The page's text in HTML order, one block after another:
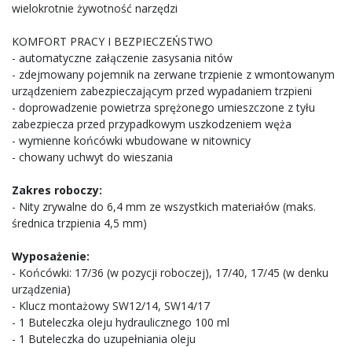
wielokrotnie żywotność narzędzi
KOMFORT PRACY I BEZPIECZEŃSTWO
- automatyczne załączenie zasysania nitów
- zdejmowany pojemnik na zerwane trzpienie z wmontowanym
urządzeniem zabezpieczającym przed wypadaniem trzpieni
- doprowadzenie powietrza sprężonego umieszczone z tyłu
zabezpiecza przed przypadkowym uszkodzeniem węża
- wymienne końcówki wbudowane w nitownicy
- chowany uchwyt do wieszania
Zakres roboczy:
- Nity zrywalne do 6,4 mm ze wszystkich materiałów (maks.
średnica trzpienia 4,5 mm)
Wyposażenie:
- Końcówki: 17/36 (w pozycji roboczej), 17/40, 17/45 (w denku
urządzenia)
- Klucz montażowy SW12/14, SW14/17
- 1 Buteleczka oleju hydraulicznego 100 ml
- 1 Buteleczka do uzupełniania oleju